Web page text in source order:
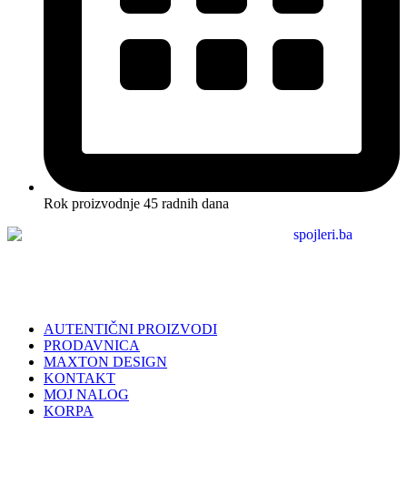
Rok proizvodnje 45 radnih dana
AUTENTIČNI PROIZVODI
PRODAVNICA
MAXTON DESIGN
KONTAKT
MOJ NALOG
KORPA